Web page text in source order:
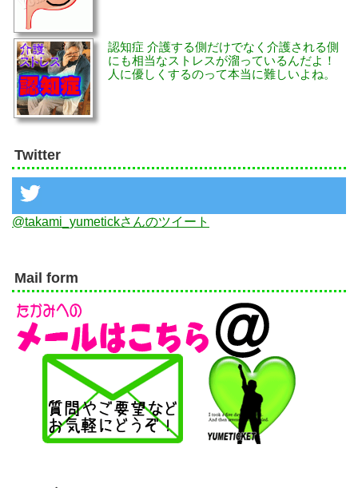
認知症 介護する側だけでなく介護される側
にも相当なストレスが溜っているんだよ！
人に優しくするのって本当に難しいよね。
Twitter
@takami_yumetickさんのツイート
Mail form